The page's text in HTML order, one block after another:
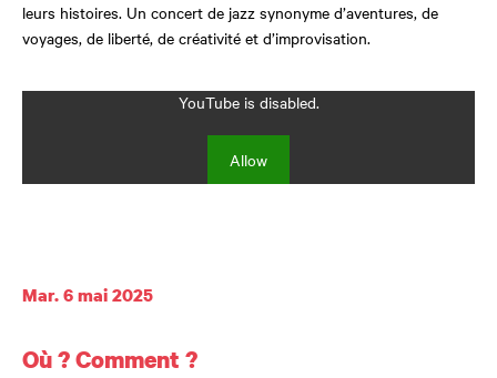
leurs histoires. Un concert de jazz synonyme d’aventures, de
voyages, de liberté, de créativité et d’improvisation.
YouTube is disabled.
Allow
Dates et horaires
Mar. 6 mai 2025
Où ? Comment ?